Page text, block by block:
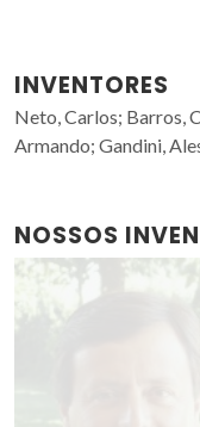
INVENTORES
Neto, Carlos; Barros,
Armando; Gandini,
NOSSOS